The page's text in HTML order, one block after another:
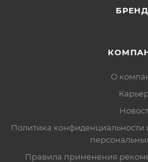
О
Политика конфиденциальности
Правила применения